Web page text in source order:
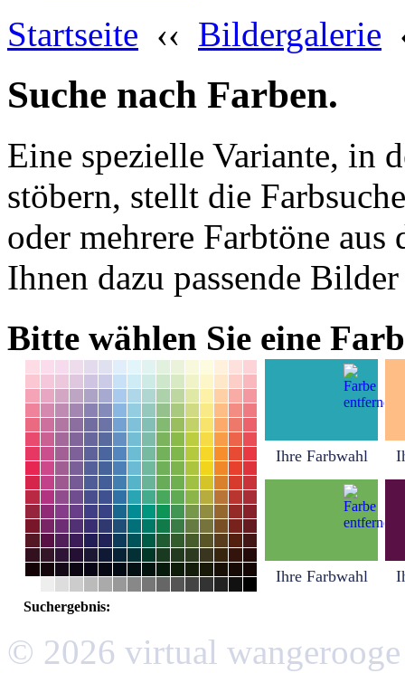
Startseite ‹‹ Bildergalerie
Suche nach Farben.
Eine spezielle Variante, in
stöbern, stellt die
oder mehrere Farbtöne
Ihnen dazu passende
Bitte wählen Sie eine
Ihre Farbwahl
Ihre Farbwahl
Suchergebnis:
© 2026 virtual wangerooge